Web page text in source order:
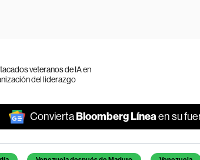
veteranos de IA en
del liderazgo
ConviertaBloomberg Líneaen su